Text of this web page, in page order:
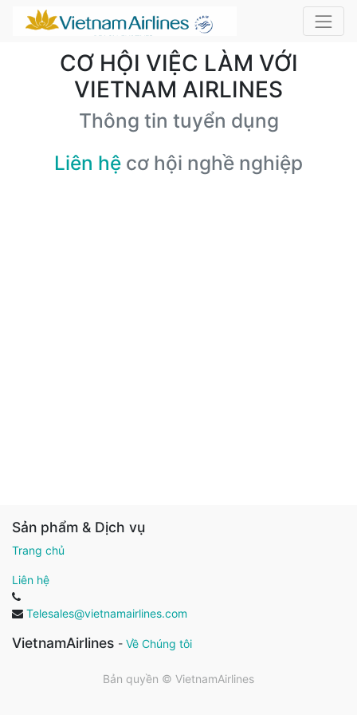
CƠ HỘI VIỆC LÀM VỚI
VIETNAM AIRLINES
Thông tin tuyển dụng
Liên hệ cơ hội nghề nghiệp
Sản phẩm & Dịch vụ
Trang chủ
Liên hệ
Telesales@vietnamairlines.com
VietnamAirlines - Về Chúng tôi
Bản quyền © VietnamAirlines